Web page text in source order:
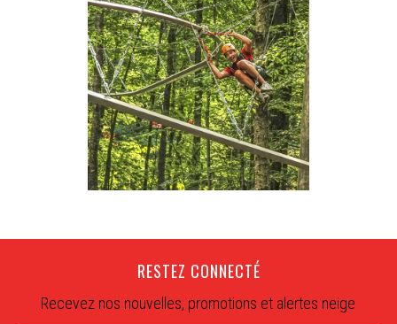
RESTEZ CONNECTÉ
Recevez nos nouvelles, promotions et alertes neige